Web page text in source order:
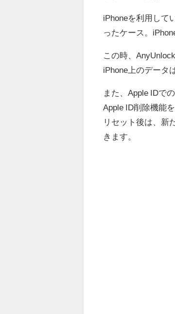
iPhoneを利用して
ったケース。
この時、
iPhone上のデータ
また、Apple IDで
Apple ID削除機能
リセット後は、新
きます。